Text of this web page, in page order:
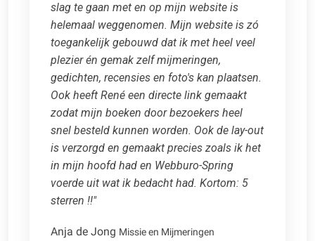
slag te gaan met en op mijn website is
helemaal weggenomen. Mijn website is zó
toegankelijk gebouwd dat ik met heel veel
plezier én gemak zelf mijmeringen,
gedichten, recensies en foto's kan plaatsen.
Ook heeft René een directe link gemaakt
zodat mijn boeken door bezoekers heel
snel besteld kunnen worden. Ook de lay-out
is verzorgd en gemaakt precies zoals ik het
in mijn hoofd had en Webburo-Spring
voerde uit wat ik bedacht had. Kortom: 5
sterren !!"
Anja de Jong Missie en Mijmeringen